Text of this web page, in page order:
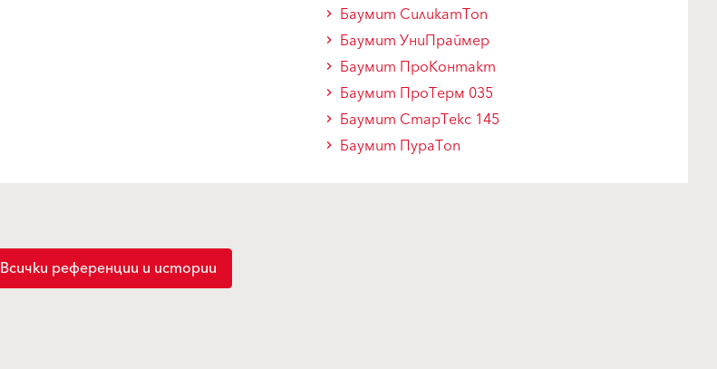
Баумит СиликатТоп
Баумит УниПраймер
Баумит ПроКонтакт
Баумит ПроТерм 035
Баумит СтарТекс 145
Баумит ПураТоп
Всички референции и истории